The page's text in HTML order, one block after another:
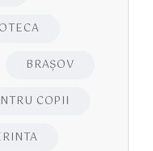
BRAŞOV
COPII